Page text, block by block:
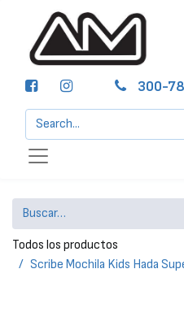
300-
Todos los productos
Scribe Mochila Kids Hada